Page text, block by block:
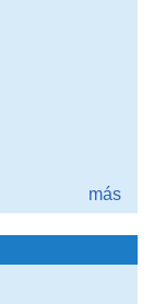
más